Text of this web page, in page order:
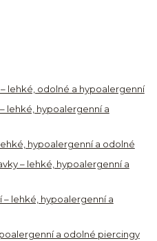
lehké, odolné a hypoalergenní
lehké, hypoalergenní a
hypoalergenní a odolné
– lehké, hypoalergenní a
lehké, hypoalergenní a
a odolné piercingy